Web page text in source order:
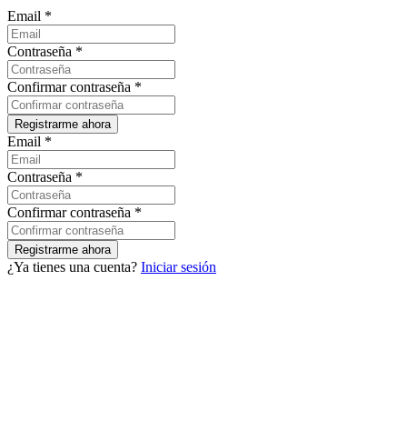
Email *
Contraseña *
Confirmar contraseña *
Email *
Contraseña *
Confirmar contraseña *
¿Ya tienes una cuenta? Iniciar sesión